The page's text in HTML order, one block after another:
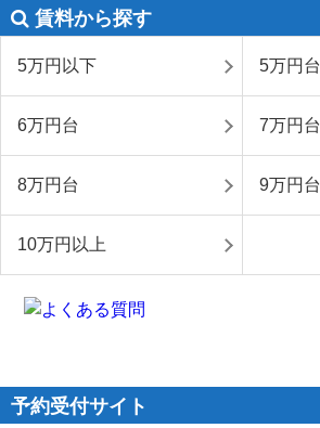
賃料から探す
5万円以下 5万円台
6万円台 7万円台
8万円台 9万円台
10万円以上
予約受付サイト